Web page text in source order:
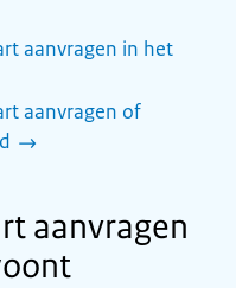
aanvragen in het
aanvragen of
aanvragen